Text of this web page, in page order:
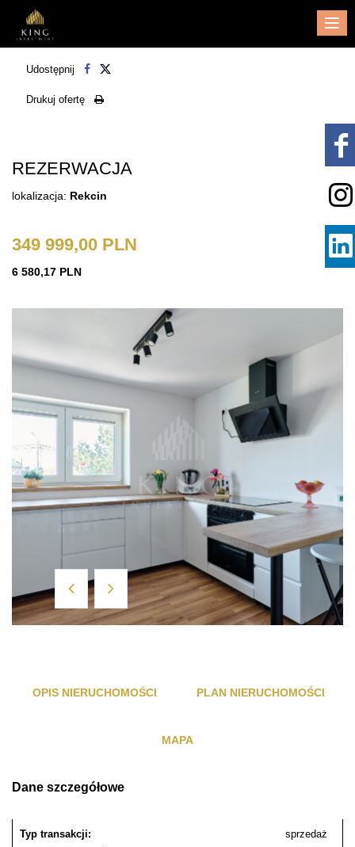
Udostępnij
Drukuj ofertę
REZERWACJA
lokalizacja: Rekcin
349 999,00 PLN
6 580,17 PLN
OPIS NIERUCHOMOŚCI PLAN NIERUCHOMOŚCI
MAPA
Dane szczegółowe
Typ transakcji:
sprzedaż